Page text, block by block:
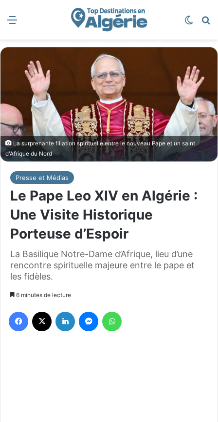
La surprenante filiation spirituelle entre le nouveau Pape et un saint
d'Afrique du Nord
Presse et Médias
Le Pape Leo XIV en Algérie :
Une Visite Historique
Porteuse d’Espoir
La Basilique Notre-Dame d’Afrique, lieu d’une
rencontre spirituelle majeure entre le pape et
les fidèles.
6 minutes de lecture